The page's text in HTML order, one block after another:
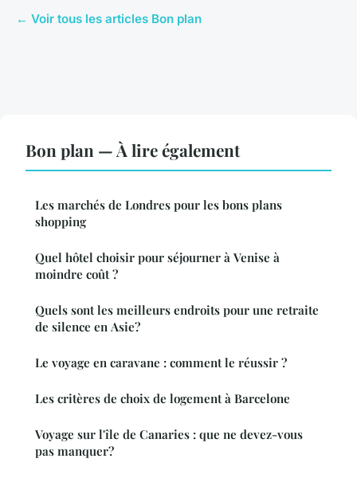
← Voir tous les articles Bon plan
Bon plan — À lire également
Les marchés de Londres pour les bons plans
shopping
Quel hôtel choisir pour séjourner à Venise à
moindre coût ?
Quels sont les meilleurs endroits pour une retraite
de silence en Asie?
Le voyage en caravane : comment le réussir ?
Les critères de choix de logement à Barcelone
Voyage sur l'île de Canaries : que ne devez-vous
pas manquer?